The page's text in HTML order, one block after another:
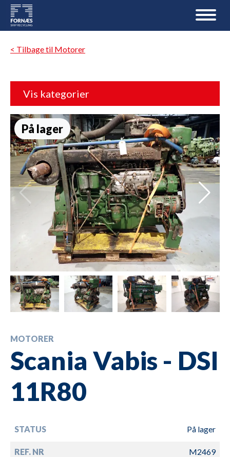
< Tilbage til Motorer
Vis kategorier
På lager
MOTORER
Scania Vabis - DSI
11R80
STATUS På lager
REF. NR M2469